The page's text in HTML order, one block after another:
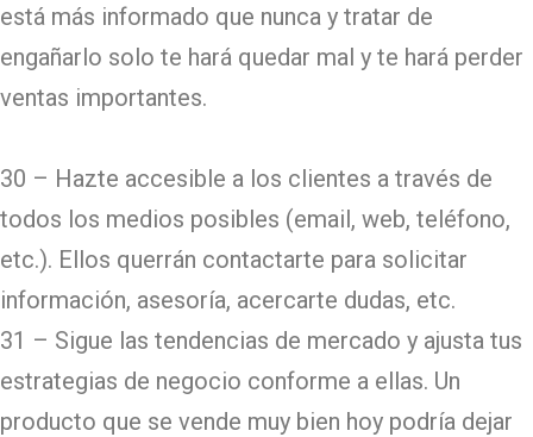
está más informado que nunca y tratar de
engañarlo solo te hará quedar mal y te hará perder
ventas importantes.
30 – Hazte accesible a los clientes a través de
todos los medios posibles (email, web, teléfono,
etc.). Ellos querrán contactarte para solicitar
información, asesoría, acercarte dudas, etc.
31 – Sigue las tendencias de mercado y ajusta tus
estrategias de negocio conforme a ellas. Un
producto que se vende muy bien hoy podría dejar